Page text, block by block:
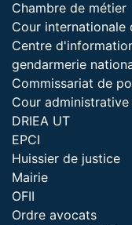
Chambre de métier
Cour internationale
Centre
gendarmerie
Commissariat de
Cour
DRIEA UT
EPCI
Huissier de justice
Mairie
OFII
Ordre avocats